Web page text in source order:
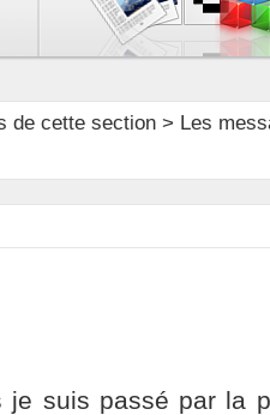
de cette section> Les
je suis passé par la